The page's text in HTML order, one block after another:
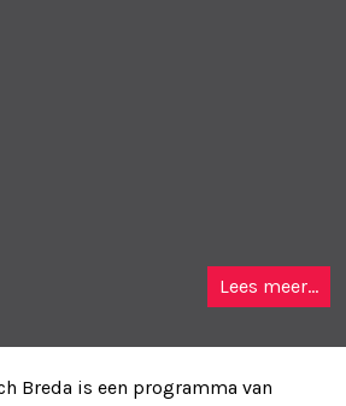
Lees meer...
Breda is een programma van